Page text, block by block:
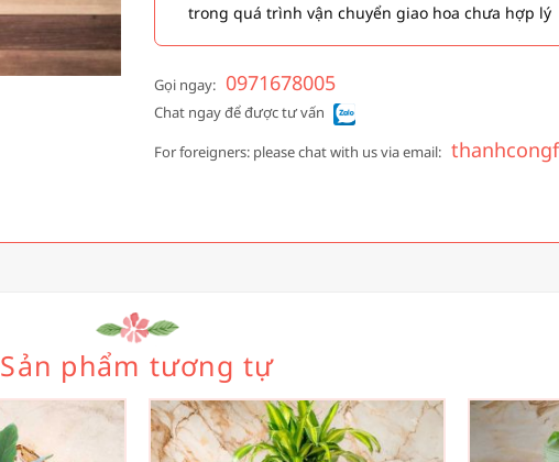
trong quá trình vận chuyển giao hoa chưa hợp lý
Gọi ngay: 0971678005
Chat ngay để được tư vấn
For foreigners: please chat with us via email:
Sản phẩm tương tự